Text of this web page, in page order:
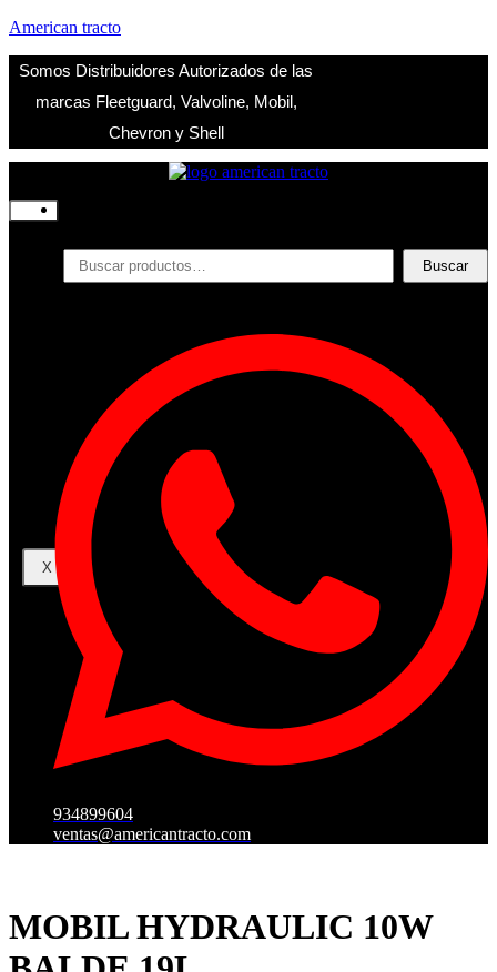
American tracto
Somos Distribuidores Autorizados de las
marcas Fleetguard, Valvoline, Mobil,
Chevron y Shell
Productos
Filtros
Contacto
Acceder
Iniciar Sesion
Registro
Restablecer la contraseña
X
Buscar
934899604
ventas@americantracto.com
MOBIL HYDRAULIC 10W